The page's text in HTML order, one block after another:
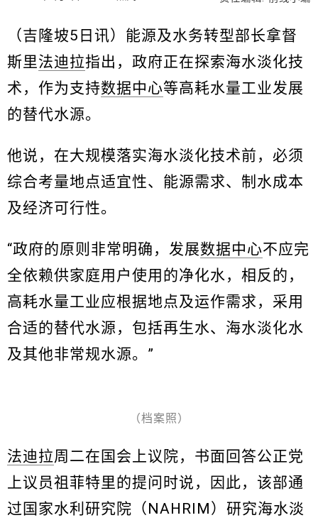
（吉隆坡5日讯）能源及水务转型部长拿督
斯里法迪拉指出，政府正在探索海水淡化技
术，作为支持数据中心等高耗水量工业发展
的替代水源。
他说，在大规模落实海水淡化技术前，必须
综合考量地点适宜性、能源需求、制水成本
及经济可行性。
“政府的原则非常明确，发展数据中心不应完
全依赖供家庭用户使用的净化水，相反的，
高耗水量工业应根据地点及运作需求，采用
合适的替代水源，包括再生水、海水淡化水
及其他非常规水源。”
（档案照）
法迪拉周二在国会上议院，书面回答公正党
上议员祖菲特里的提问时说，因此，该部通
过国家水利研究院（NAHRIM）研究海水淡